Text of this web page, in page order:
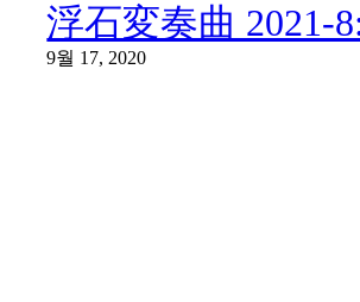
浮石変奏曲 2021-
9월 17, 2020